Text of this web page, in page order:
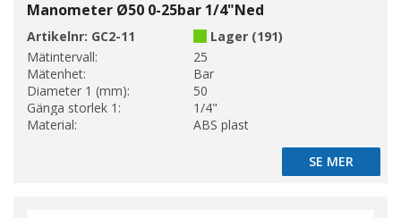
Manometer Ø50 0-25bar 1/4"Ned
Artikelnr: GC2-11
Lager (191)
Mätintervall:
25
Mätenhet:
Bar
Diameter 1 (mm):
50
Gänga storlek 1:
1/4"
Material:
ABS plast
SE MER
SE MER